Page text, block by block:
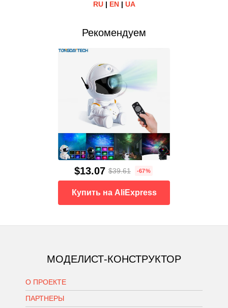
RU| EN| UA
Рекомендуем
$13.07 $39.61 -67%
Купить на AliExpress
МОДЕЛИСТ-КОНСТРУКТОР
О ПРОЕКТЕ
ПАРТНЕРЫ